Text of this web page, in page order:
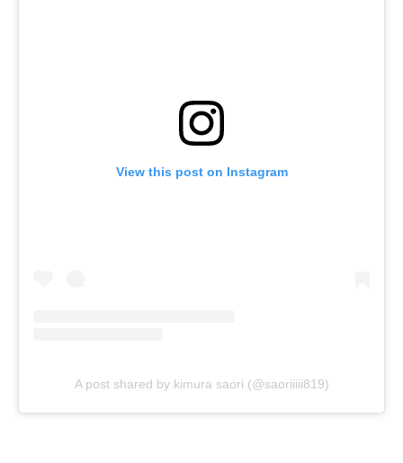
View this post on Instagram
A post shared by kimura saori (@saoriiiii819)